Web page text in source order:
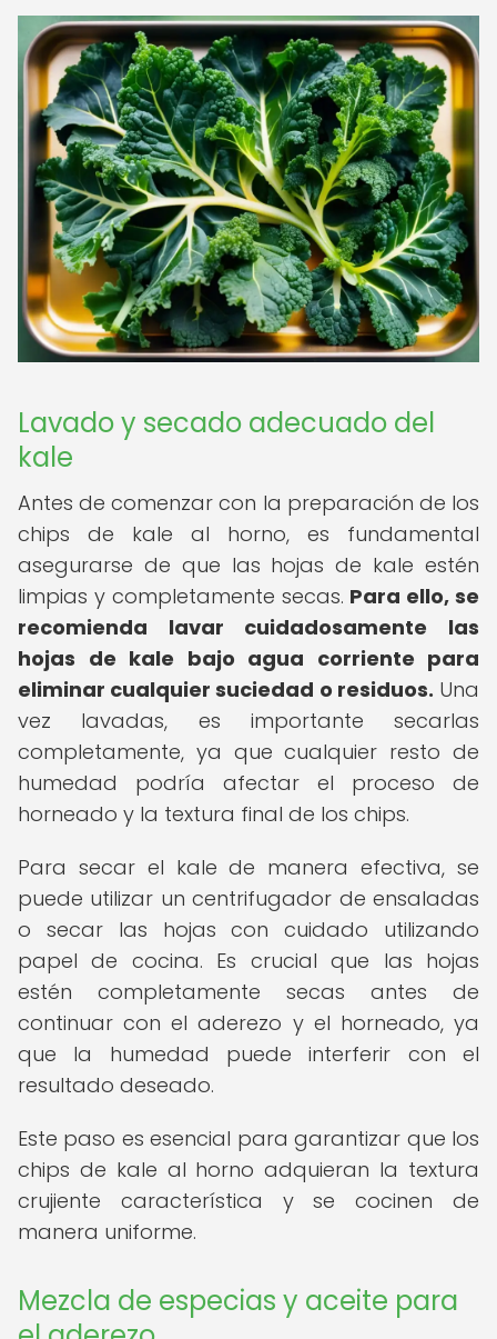
Lavado y secado adecuado del
kale
Antes de comenzar con la preparación de los
chips de kale al horno, es fundamental
asegurarse de que las hojas de kale estén
limpias y completamente secas. Para ello, se
recomienda lavar cuidadosamente las
hojas de kale bajo agua corriente para
eliminar cualquier suciedad o residuos. Una
vez lavadas, es importante secarlas
completamente, ya que cualquier resto de
humedad podría afectar el proceso de
horneado y la textura final de los chips.
Para secar el kale de manera efectiva, se
puede utilizar un centrifugador de ensaladas
o secar las hojas con cuidado utilizando
papel de cocina. Es crucial que las hojas
estén completamente secas antes de
continuar con el aderezo y el horneado, ya
que la humedad puede interferir con el
resultado deseado.
Este paso es esencial para garantizar que los
chips de kale al horno adquieran la textura
crujiente característica y se cocinen de
manera uniforme.
Mezcla de especias y aceite para